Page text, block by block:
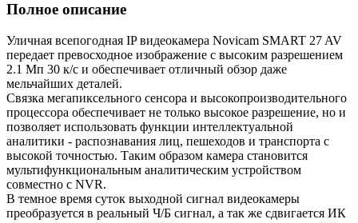
Полное описание
Уличная всепогодная IP видеокамера Novicam SMART 27 AV
передает превосходное изображение с высоким разрешением
2.1 Мп 30 к/с и обеспечивает отличный обзор даже
мельчайших деталей.
Связка мегапиксельного сенсора и высокопроизводительного
процессора обеспечивает не только высокое разрешение, но и
позволяет использовать функции интеллектуальной
аналитики - распознавания лиц, пешеходов и транспорта с
высокой точностью. Таким образом камера становится
мультифункциональным аналитическим устройством
совместно с NVR.
В темное время суток выходной сигнал видеокамеры
преобразуется в реальный Ч/Б сигнал, а так же сдвигается ИК